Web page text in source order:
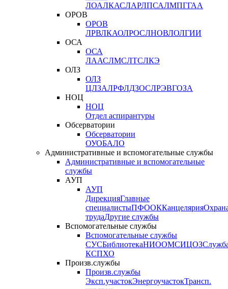
ЛОАЛКАСЛАРЛПСАЛМПГГАА
ОРОВ
ОРОВ
ЛРВЛКАОЛРОСЛНОВЛОЛГИИ
ОСА
ОСА
ЛААСЛМСЛТСЛКЭ
ОЛЗ
ОЛЗ
ЦЛЗАЛРФЛДЗОСЛРЭВГОЗА
НОЦ
НОЦ
Отдел аспирантуры
Обсерватории
Обсерватории
ОУОБАЛО
Административные и вспомогательные службы
Административные и вспомогательные
службы
АУП
АУП
ДирекцияГлавные
специалистыПФООККанцелярия
трудаДругие службы
Вспомогательные службы
Вспомогательные службы
СУСБиблиотекаНИООМСИЦОЗ
КСПХО
Произв.службы
Произв.службы
Эксп.участокЭнергоучастокТрансп.